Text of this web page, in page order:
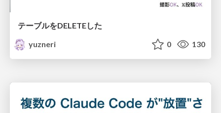
テーブルをDELETEした
yuzneri
0 130